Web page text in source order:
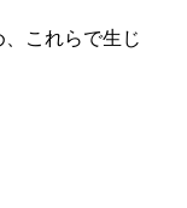
これらで生じ